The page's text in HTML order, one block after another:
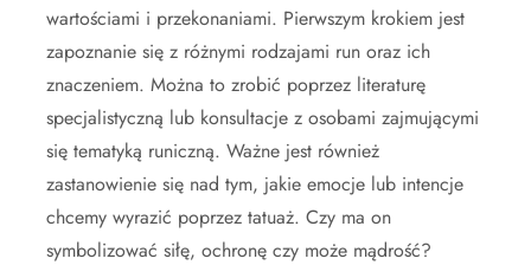
wartościami i przekonaniami. Pierwszym krokiem jest
zapoznanie się z różnymi rodzajami run oraz ich
znaczeniem. Można to zrobić poprzez literaturę
specjalistyczną lub konsultacje z osobami zajmującymi
się tematyką runiczną. Ważne jest również
zastanowienie się nad tym, jakie emocje lub intencje
chcemy wyrazić poprzez tatuaż. Czy ma on
symbolizować siłę, ochronę czy może mądrość?